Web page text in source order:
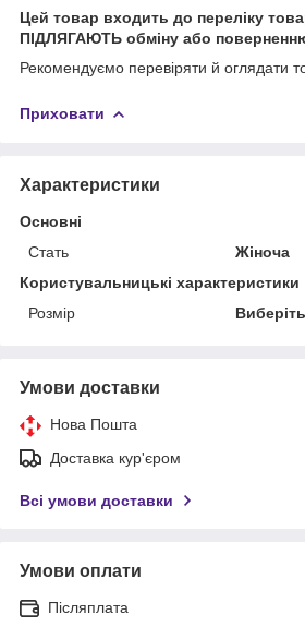
Цей товар входить до переліку
ПІДЛЯГАЮТЬ обміну або
Рекомендуємо перевіряти й оглядати
Приховати
Характеристики
Основні
Стать
Жіноча
Користувальницькі характеристики
Розмір
Умови доставки
Нова Пошта
Доставка кур'єром
Всі умови доставки
Умови оплати
Післяплата